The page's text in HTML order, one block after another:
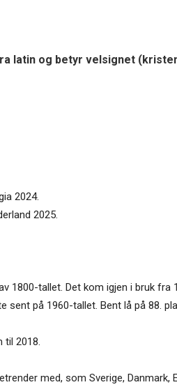
latin og betyr velsignet
2024.
2025.
tallet. Det kom igjen i bruk
på 1960-tallet. Bent lå på 88.
2018.
med, som Sverige, Danmark,